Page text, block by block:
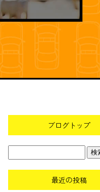
ブログトップ
最近の投稿